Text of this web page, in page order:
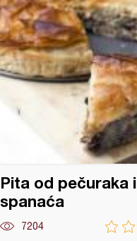
Pita od pečuraka i
spanaća
7204